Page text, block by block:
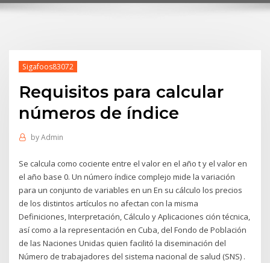
Sigafoos83072
Requisitos para calcular
números de índice
byAdmin
Se calcula como cociente entre el valor en el año t y el valor en
el año base 0. Un número índice complejo mide la variación
para un conjunto de variables en un En su cálculo los precios
de los distintos artículos no afectan con la misma
Definiciones, Interpretación, Cálculo y Aplicaciones ción técnica,
así como a la representación en Cuba, del Fondo de Población
de las Naciones Unidas quien facilitó la diseminación del
Número de trabajadores del sistema nacional de salud (SNS) .